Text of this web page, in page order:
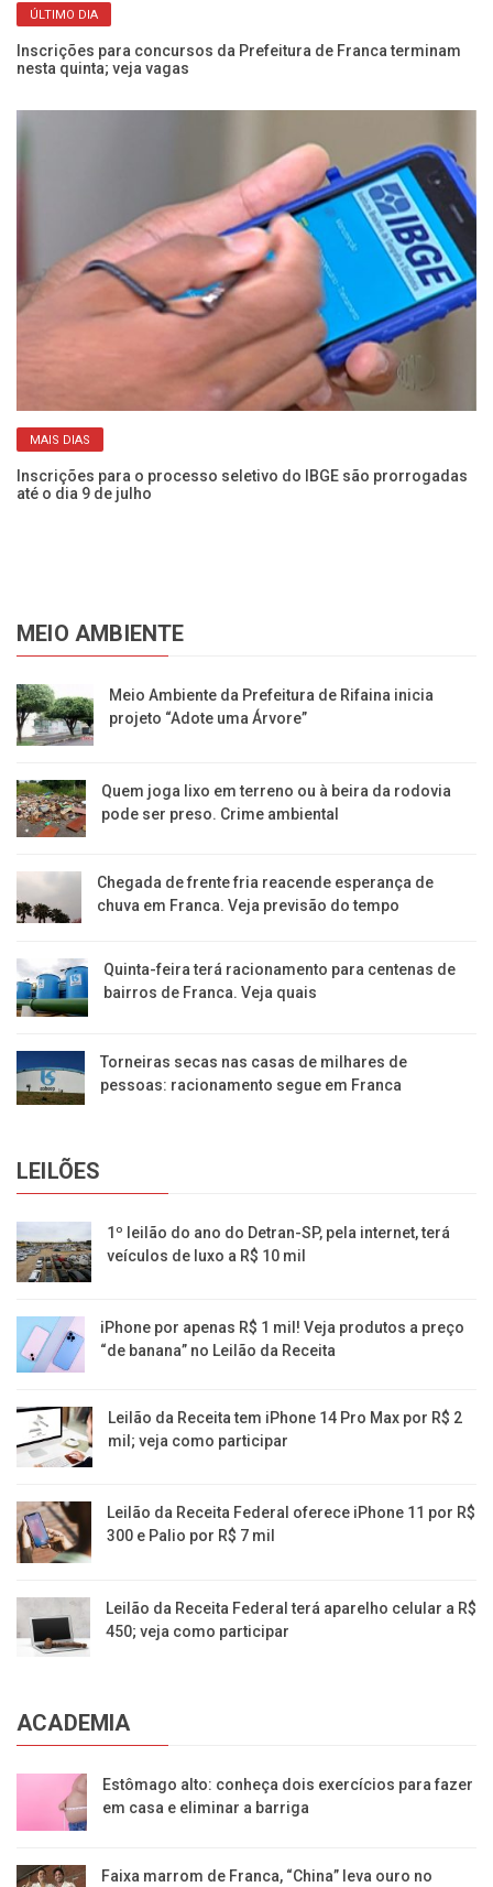
ÚLTIMO DIA
Inscrições para concursos da Prefeitura de Franca terminam
nesta quinta; veja vagas
MAIS DIAS
Inscrições para o processo seletivo do IBGE são prorrogadas
até o dia 9 de julho
MEIO AMBIENTE
​Meio Ambiente da Prefeitura de Rifaina inicia
projeto “Adote uma Árvore”
​Quem joga lixo em terreno ou à beira da rodovia
pode ser preso. Crime ambiental
Chegada de frente fria reacende esperança de
chuva em Franca. Veja previsão do tempo
Quinta-feira terá racionamento para centenas de
bairros de Franca. Veja quais
Torneiras secas nas casas de milhares de
pessoas: racionamento segue em Franca
LEILÕES
1º leilão do ano do Detran-SP, pela internet, terá
veículos de luxo a R$ 10 mil
iPhone por apenas R$ 1 mil! Veja produtos a preço
“de banana” no Leilão da Receita
Leilão da Receita tem iPhone 14 Pro Max por R$ 2
mil; veja como participar
Leilão da Receita Federal oferece iPhone 11 por R$
300 e Palio por R$ 7 mil
Leilão da Receita Federal terá aparelho celular a R$
450; veja como participar
ACADEMIA
Estômago alto: conheça dois exercícios para fazer
em casa e eliminar a barriga
Faixa marrom de Franca, “China” leva ouro no